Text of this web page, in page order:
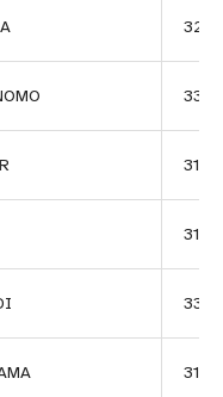
3252
3303
3126
3190
3353
3191